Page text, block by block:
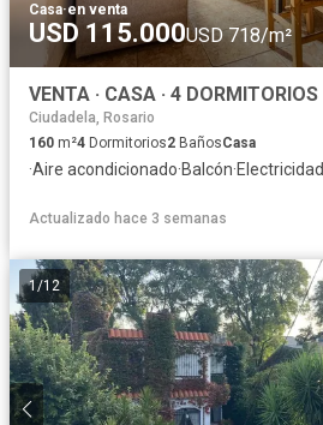
Casa·en venta
USD 115.000USD 718/m²
Ciudadela, Rosario
160 m²4 Dormitorios2 BañosCasa
·Aire acondicionado·Balcón·Electricidad
Actualizado hace 3 semanas
1 /12